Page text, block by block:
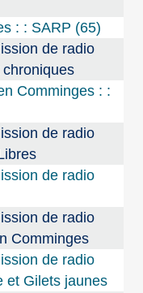
: : SARP (65)
de radio
Comminges : :
de radio
de radio
de radio
Comminges
de radio
et Gilets jaunes